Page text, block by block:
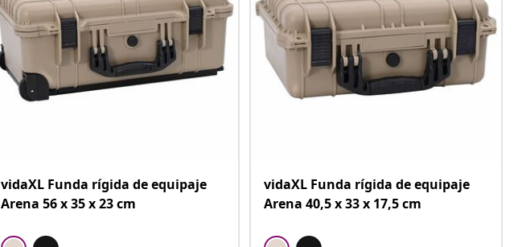
vidaXL Funda rígida de equipaje
Arena 56 x 35 x 23 cm
vidaXL Funda rígida de equipaje
Arena 40,5 x 33 x 17,5 cm